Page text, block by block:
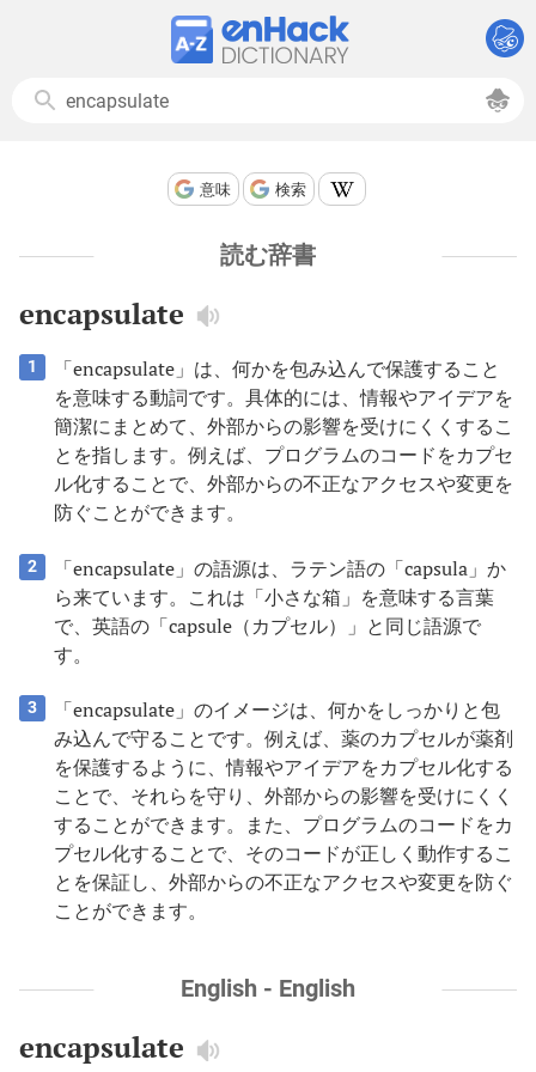
意味 検索
読む辞書
encapsulate
1
「encapsulate」は、何かを包み込んで保護すること
を意味する動詞です。具体的には、情報やアイデアを
簡潔にまとめて、外部からの影響を受けにくくするこ
とを指します。例えば、プログラムのコードをカプセ
ル化することで、外部からの不正なアクセスや変更を
防ぐことができます。
2
「encapsulate」の語源は、ラテン語の「capsula」か
ら来ています。これは「小さな箱」を意味する言葉
で、英語の「capsule（カプセル）」と同じ語源で
す。
3
「encapsulate」のイメージは、何かをしっかりと包
み込んで守ることです。例えば、薬のカプセルが薬剤
を保護するように、情報やアイデアをカプセル化する
ことで、それらを守り、外部からの影響を受けにくく
することができます。また、プログラムのコードをカ
プセル化することで、そのコードが正しく動作するこ
とを保証し、外部からの不正なアクセスや変更を防ぐ
ことができます。
English - English
encapsulate